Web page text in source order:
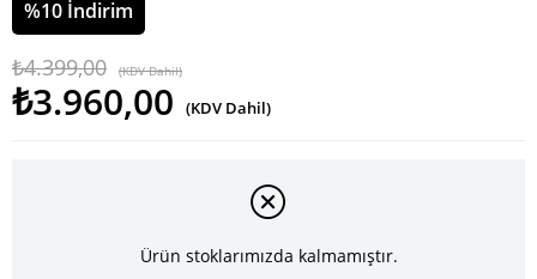
%10 İndirim
₺4.399,00 (KDV Dahil)
₺3.960,00 (KDV Dahil)
Ürün stoklarımızda kalmamıştır.